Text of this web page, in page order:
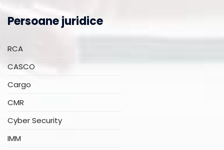
Persoane juridice
RCA
CASCO
Cargo
CMR
Cyber Security
IMM